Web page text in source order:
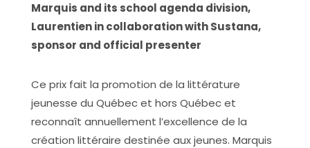
Marquis and its school agenda division,
Laurentien in collaboration with Sustana,
sponsor and official presenter
Ce prix fait la promotion de la littérature
jeunesse du Québec et hors Québec et
reconnaît annuellement l’excellence de la
création littéraire destinée aux jeunes. Marquis